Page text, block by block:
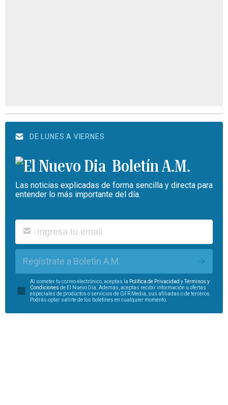
DE LUNES A VIERNES
Boletín A.M.
Las noticias explicadas de forma sencilla y directa para
entender lo más importante del día.
Regístrate a Boletín A.M.
Al someter tu correo electrónico, aceptas la Política de Privacidad yTérminos y
Condiciones de El Nuevo Día. Además, aceptas recibir información u ofertas
especiales de productos o servicios de GFR Media, sus afiliadas o de terceros.
Podrás optar salirte de los boletines en cualquier momento.